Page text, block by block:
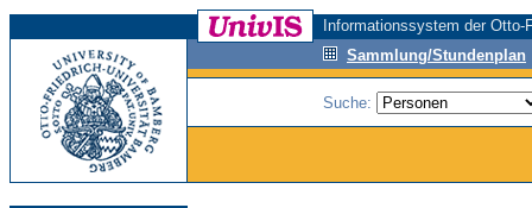
Informationssystem der
Sammlung/Stundenplan
Suche: